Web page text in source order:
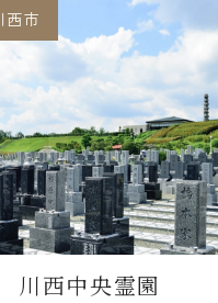
西市
川西中央霊園